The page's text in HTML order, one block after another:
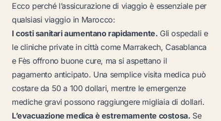
Ecco perché l’assicurazione di viaggio è essenziale per
qualsiasi viaggio in Marocco:
I costi sanitari aumentano rapidamente. Gli ospedali e
le cliniche private in città come Marrakech, Casablanca
e Fès offrono buone cure, ma si aspettano il
pagamento anticipato. Una semplice visita medica può
costare da 50 a 100 dollari, mentre le emergenze
mediche gravi possono raggiungere migliaia di dollari.
L’evacuazione medica è estremamente costosa. Se